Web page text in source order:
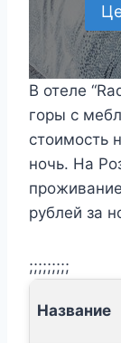
В отеле
горы с
стоимость
ночь. На
рублей за
;;;;;;;;;
Название